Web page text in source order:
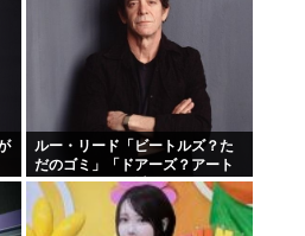
ルー・リード「ビートルズ？た
だのゴミ」「ドアーズ？アート
気取りのロック以下のバカ」ぼ
く「なんてことを…」